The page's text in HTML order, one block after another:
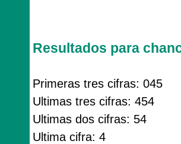
Resultados para
Primeras tres cifras: 045
Ultimas tres cifras: 454
Ultimas dos cifras: 54
Ultima cifra: 4